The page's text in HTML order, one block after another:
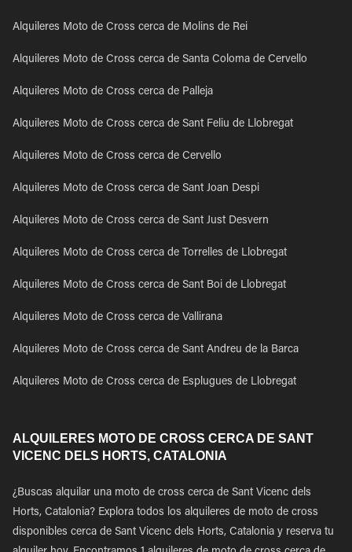
Alquileres Moto de Cross cerca de Molins de Rei
Alquileres Moto de Cross cerca de Santa Coloma de Cervello
Alquileres Moto de Cross cerca de Palleja
Alquileres Moto de Cross cerca de Sant Feliu de Llobregat
Alquileres Moto de Cross cerca de Cervello
Alquileres Moto de Cross cerca de Sant Joan Despi
Alquileres Moto de Cross cerca de Sant Just Desvern
Alquileres Moto de Cross cerca de Torrelles de Llobregat
Alquileres Moto de Cross cerca de Sant Boi de Llobregat
Alquileres Moto de Cross cerca de Vallirana
Alquileres Moto de Cross cerca de Sant Andreu de la Barca
Alquileres Moto de Cross cerca de Esplugues de Llobregat
ALQUILERES MOTO DE CROSS CERCA DE SANT
VICENC DELS HORTS, CATALONIA
¿Buscas alquilar una moto de cross cerca de Sant Vicenc dels
Horts, Catalonia? Explora todos los alquileres de moto de cross
disponibles cerca de Sant Vicenc dels Horts, Catalonia y reserva tu